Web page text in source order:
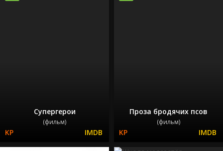
Супергерои
(фильм)
Проза бродячих псов
(фильм)